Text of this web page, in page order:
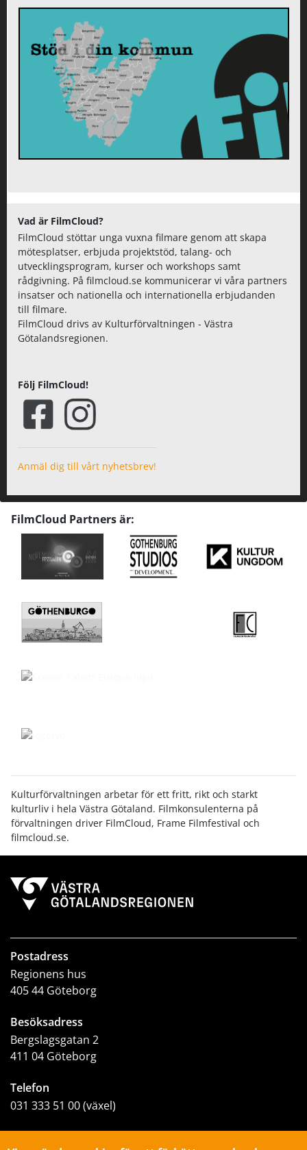
Vad är FilmCloud?
FilmCloud stöttar unga vuxna filmare genom att skapa
mötesplatser, erbjuda projektstöd, talang- och
utvecklingsprogram, kurser och workshops samt
rådgivning. På filmcloud.se kommunicerar vi våra partners
insatser och nationella och internationella erbjudanden
till filmare.
FilmCloud drivs av Kulturförvaltningen - Västra
Götalandsregionen.
Följ FilmCloud!
Anmäl dig till vårt nyhetsbrev!
FilmCloud Partners är:
Kulturförvaltningen arbetar för ett fritt, rikt och starkt
kulturliv i hela Västra Götaland. Filmkonsulenterna på
förvaltningen driver FilmCloud, Frame Filmfestival och
filmcloud.se.
Postadress
Regionens hus
405 44 Göteborg
Besöksadress
Bergslagsgatan 2
411 04 Göteborg
Telefon
031 333 51 00 (växel)